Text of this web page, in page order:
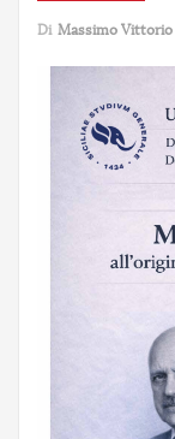
Di Massimo Vittorio